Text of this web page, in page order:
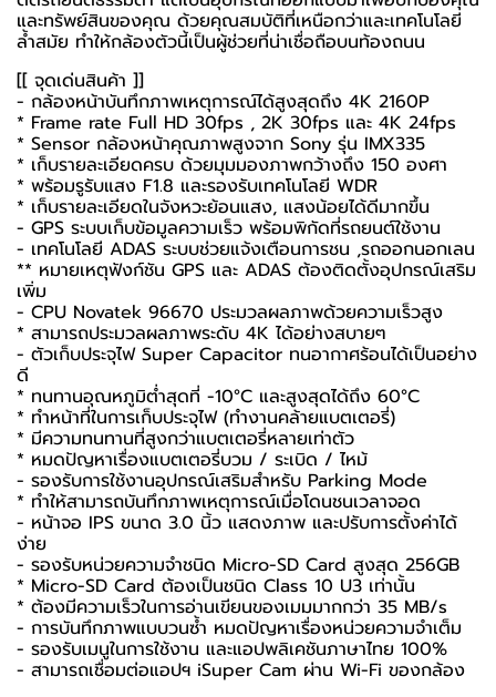
และทรัพย์สินของคุณ ด้วยคุณสมบัติที่เหนือกว่าและเทคโนโลยี
ล้ำสมัย ทำให้กล้องตัวนี้เป็นผู้ช่วยที่น่าเชื่อถือบนท้องถนน
[[ จุดเด่นสินค้า ]]
- กล้องหน้าบันทึกภาพเหตุการณ์ได้สูงสุดถึง 4K 2160P
* Frame rate Full HD 30fps , 2K 30fps และ 4K 24fps
* Sensor กล้องหน้าคุณภาพสูงจาก Sony รุ่น IMX335
* เก็บรายละเอียดครบ ด้วยมุมมองภาพกว้างถึง 150 องศา
* พร้อมรูรับแสง F1.8 และรองรับเทคโนโลยี WDR
* เก็บรายละเอียดในจังหวะย้อนแสง, แสงน้อยได้ดีมากขึ้น
- GPS ระบบเก็บข้อมูลความเร็ว พร้อมพิกัดที่รถยนต์ใช้งาน
- เทคโนโลยี ADAS ระบบช่วยแจ้งเตือนการชน ,รถออกนอกเลน
** หมายเหตุฟังก์ชัน GPS และ ADAS ต้องติดตั้งอุปกรณ์เสริม
เพิ่ม
- CPU Novatek 96670 ประมวลผลภาพด้วยความเร็วสูง
* สามารถประมวลผลภาพระดับ 4K ได้อย่างสบายๆ
- ตัวเก็บประจุไฟ Super Capacitor ทนอากาศร้อนได้เป็นอย่าง
ดี
* ทนทานอุณหภูมิต่ำสุดที่ -10°C และสูงสุดได้ถึง 60°C
* ทำหน้าที่ในการเก็บประจุไฟ (ทำงานคล้ายแบตเตอรี่)
* มีความทนทานที่สูงกว่าแบตเตอรี่หลายเท่าตัว
* หมดปัญหาเรื่องแบตเตอรี่บวม / ระเบิด / ไหม้
- รองรับการใช้งานอุปกรณ์เสริมสำหรับ Parking Mode
* ทำให้สามารถบันทึกภาพเหตุการณ์เมื่อโดนชนเวลาจอด
- หน้าจอ IPS ขนาด 3.0 นิ้ว แสดงภาพ และปรับการตั้งค่าได้
ง่าย
- รองรับหน่วยความจำชนิด Micro-SD Card สูงสุด 256GB
* Micro-SD Card ต้องเป็นชนิด Class 10 U3 เท่านั้น
* ต้องมีความเร็วในการอ่านเขียนของเมมมากกว่า 35 MB/s
- การบันทึกภาพแบบวนซ้ำ หมดปัญหาเรื่องหน่วยความจำเต็ม
- รองรับเมนูในการใช้งาน และแอปพลิเคชันภาษาไทย 100%
- สามารถเชื่อมต่อแอปฯ iSuper Cam ผ่าน Wi-Fi ของกล้อง